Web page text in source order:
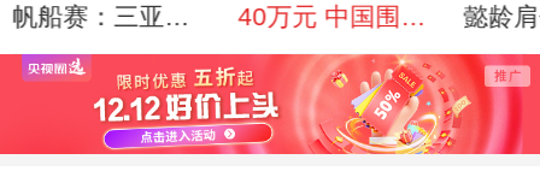
帆船赛：三亚
号“回家”
40万元 中国围棋
界心系疫情
懿龄
复